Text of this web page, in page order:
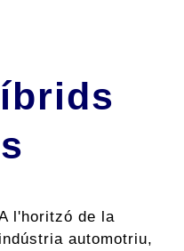
l'horitzó de la
indústria automotriu,